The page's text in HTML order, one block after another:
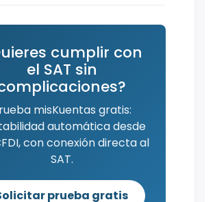
cumplir con
el SAT sin
misKuentas gratis:
automática desde
con conexión directa al
SAT.
prueba gratis